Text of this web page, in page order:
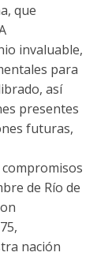
que
invaluable,
para
así
presentes
futuras,
compromisos
de Río de
nación